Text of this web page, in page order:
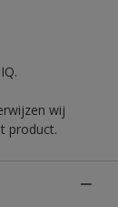
wij
product.